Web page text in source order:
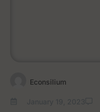
Econsilium